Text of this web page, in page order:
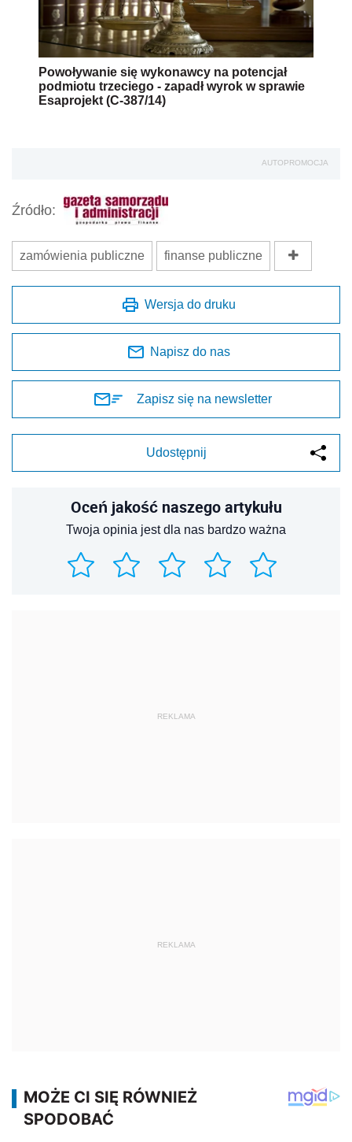
Powoływanie się wykonawcy na potencjał
podmiotu trzeciego - zapadł wyrok w sprawie
Esaprojekt (C-387/14)
AUTOPROMOCJA
Źródło:
zamówienia publiczne finanse publiczne
Wersja do druku
Napisz do nas
Zapisz się na newsletter
Udostępnij
Oceń jakość naszego artykułu
Twoja opinia jest dla nas bardzo ważna
REKLAMA
REKLAMA